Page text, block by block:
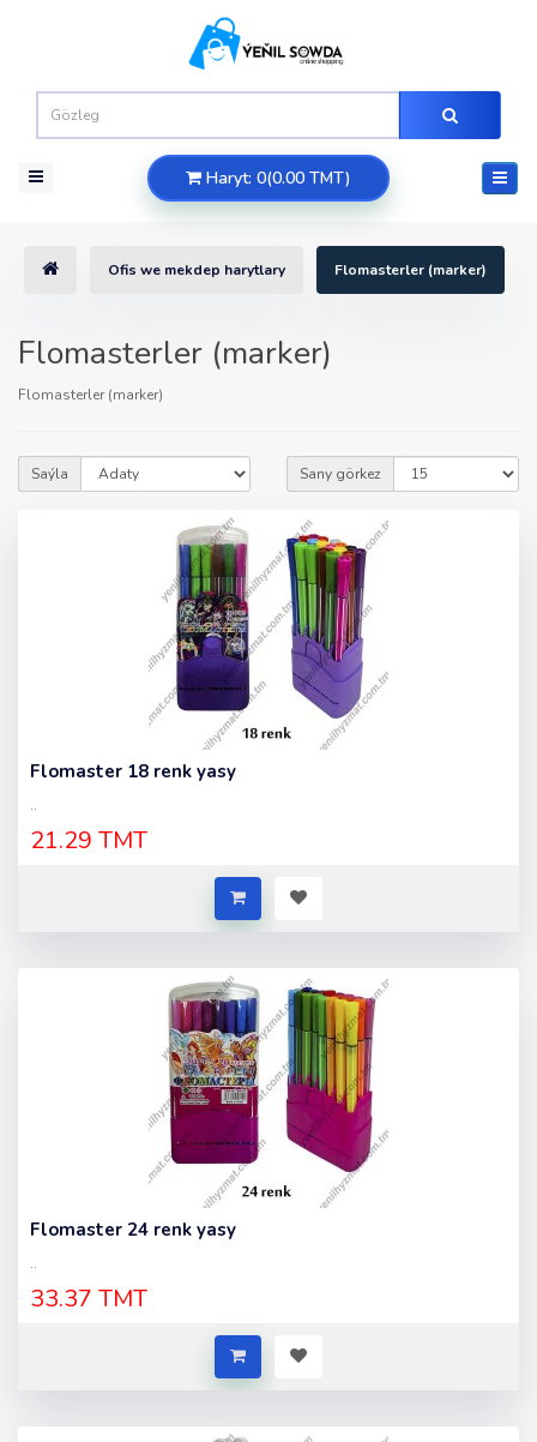
Haryt: 0(0.00 TMT)
Ofis we mekdep harytlary Flomasterler (marker)
Flomasterler (marker)
Flomasterler (marker)
Saýla Sany görkez
Flomaster 18 renk yasy
..
21.29 TMT
Flomaster 24 renk yasy
..
33.37 TMT